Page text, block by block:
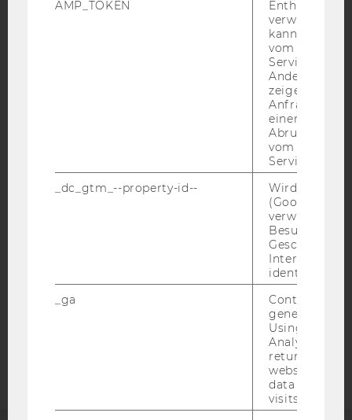
Bluesky
BARRIEREFREIHEITSERKLÄRUNG WEBSEITE
DATENSCHUTZERKLÄRUNG SOCIAL MEDIA
STUDIENBEWERBER*INNEN UND STUDIERENDE
COOKIE EINSTELLUNGEN
Barrierefreiheitserklärung
AMP_TOKEN
Enthält ein
verwendet
kann, um
vom AMP-
Service
Andere
zeigen Opt-
Anfrage im
einen Fehler
Abrufen
vom AMP
Service an.
_dc_gtm_--property-id--
Wird von
(Google Tag
verwendet,
Besucher
Geschlecht
Interessen zu
identifizieren.
_ga
Contains a
generated
Using this
Analytics can
returning
website and
data from
visits.